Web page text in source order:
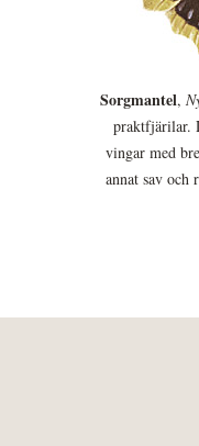
Sorgmantel,
praktfjärilar.
vingar med
annat sav